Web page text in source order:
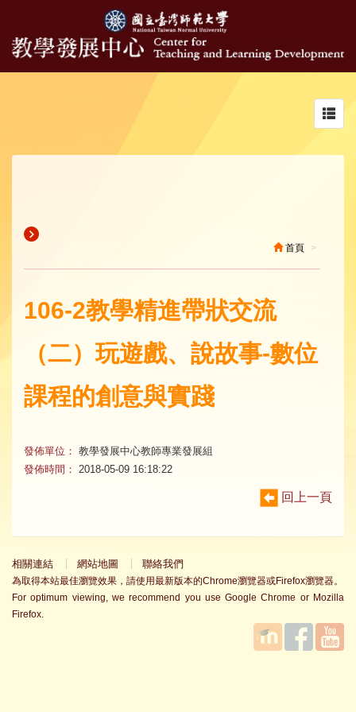
首頁
106-2教學精進帶狀交流
（二）玩遊戲、說故事-數位
課程的創意與實踐
發佈單位： 教學發展中心教師專業發展組
發佈時間：
2018-05-09 16:18:22
回上一頁
相關連結 網站地圖 聯絡我們
為取得本站最佳瀏覽效果，請使用最新版本的Chrome瀏覽器或Firefox瀏覽器。
For optimum viewing, we recommend you use Google Chrome or Mozilla
Firefox.